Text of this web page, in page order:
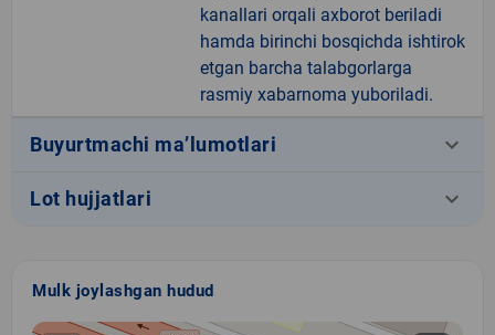
kanallari orqali axborot beriladi
hamda birinchi bosqichda ishtirok
etgan barcha talabgorlarga
rasmiy xabarnoma yuboriladi.
Buyurtmachi ma’lumotlari keyboard_arrow_down
Lot hujjatlari keyboard_arrow_down
Mulk joylashgan hudud